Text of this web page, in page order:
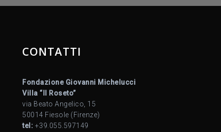
CONTATTI
Fondazione Giovanni Michelucci
Villa “Il Roseto”
via Beato Angelico, 15
50014 Fiesole (Firenze)
tel: +39.055.597149